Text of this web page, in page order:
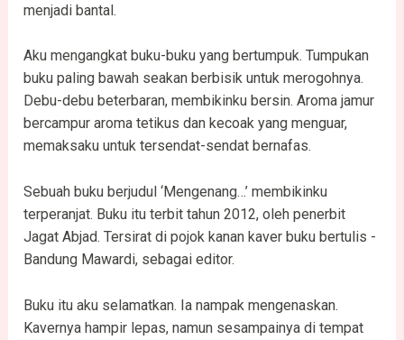
menjadi bantal.
Aku mengangkat buku-buku yang bertumpuk. Tumpukan
buku paling bawah seakan berbisik untuk merogohnya.
Debu-debu beterbaran, membikinku bersin. Aroma jamur
bercampur aroma tetikus dan kecoak yang menguar,
memaksaku untuk tersendat-sendat bernafas.
Sebuah buku berjudul ‘Mengenang…’ membikinku
terperanjat. Buku itu terbit tahun 2012, oleh penerbit
Jagat Abjad. Tersirat di pojok kanan kaver buku bertulis -
Bandung Mawardi, sebagai editor.
Buku itu aku selamatkan. Ia nampak mengenaskan.
Kavernya hampir lepas, namun sesampainya di tempat